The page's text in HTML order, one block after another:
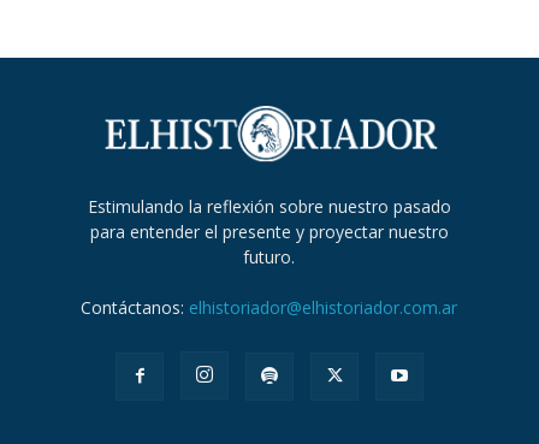
Estimulando la reflexión sobre nuestro pasado
para entender el presente y proyectar nuestro
futuro.
Contáctanos: elhistoriador@elhistoriador.com.ar